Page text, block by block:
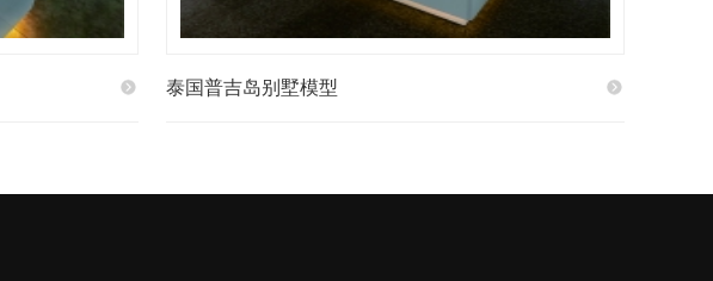
泰国普吉岛别墅模型